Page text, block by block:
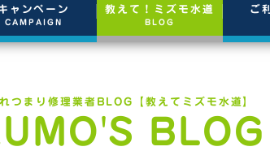
ャンペーン
CAMPAIGN
教えて！ミズモ水道
BLOG
ご
つまり修理業者BLOG【教えてミズモ水道】
BLOG